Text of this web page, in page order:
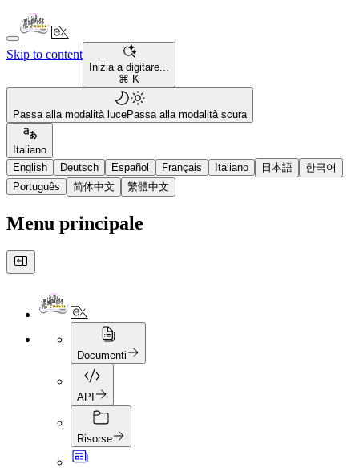
Skip to content
Inizia a digitare...
⌘ K
Passa alla modalità lucePassa alla modalità scura
Italiano
English
Deutsch Español Français Italiano 日本語
한국어
Português
简体中文 繁體中文
Menu principale
Documenti
API
Risorse